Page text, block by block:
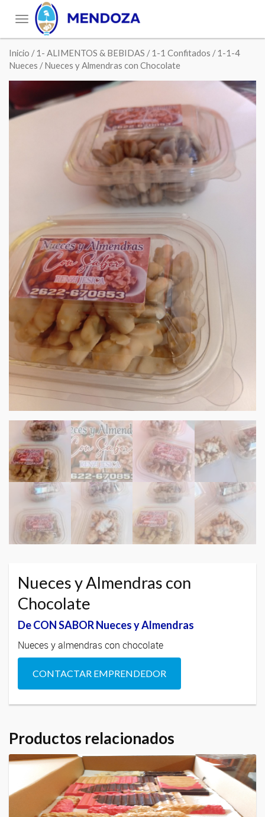
Toggle
navigation
Inicio /1- ALIMENTOS & BEBIDAS /1-1 Confitados /1-1-4
Nueces / Nueces y Almendras con Chocolate
Nueces y Almendras con
Chocolate
De CON SABOR Nueces y Almendras
Nueces y almendras con chocolate
CONTACTAR EMPRENDEDOR
Productos relacionados